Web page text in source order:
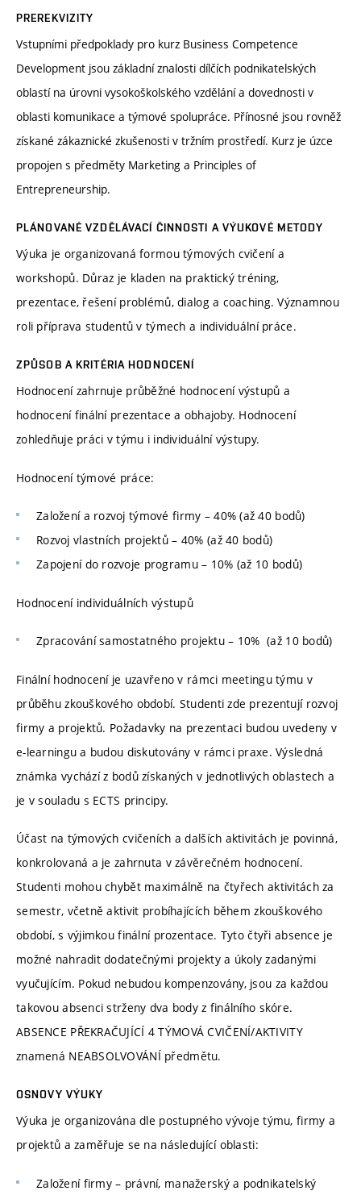
PREREKVIZITY
Vstupními předpoklady pro kurz Business Competence
Development jsou základní znalosti dílčích podnikatelských
oblastí na úrovni vysokoškolského vzdělání a dovednosti v
oblasti komunikace a týmové spolupráce. Přínosné jsou rovněž
získané zákaznické zkušenosti v tržním prostředí. Kurz je úzce
propojen s předměty Marketing a Principles of
Entrepreneurship.
PLÁNOVANÉ VZDĚLÁVACÍ ČINNOSTI A VÝUKOVÉ METODY
Výuka je organizovaná formou týmových cvičení a
workshopů. Důraz je kladen na praktický tréning,
prezentace, řešení problémů, dialog a coaching. Významnou
roli příprava studentů v týmech a individuální práce.
ZPŮSOB A KRITÉRIA HODNOCENÍ
Hodnocení zahrnuje průběžné hodnocení výstupů a
hodnocení finální prezentace a obhajoby. Hodnocení
zohledňuje práci v týmu i individuální výstupy.
Hodnocení týmové práce:
Založení a rozvoj týmové firmy – 40% (až 40 bodů)
Rozvoj vlastních projektů – 40% (až 40 bodů)
Zapojení do rozvoje programu – 10% (až 10 bodů)
Hodnocení individuálních výstupů
Zpracování samostatného projektu – 10% (až 10 bodů)
Finální hodnocení je uzavřeno v rámci meetingu týmu v
průběhu zkouškového období. Studenti zde prezentují rozvoj
firmy a projektů. Požadavky na prezentaci budou uvedeny v
e-learningu a budou diskutovány v rámci praxe. Výsledná
známka vychází z bodů získaných v jednotlivých oblastech a
je v souladu s ECTS principy.
Účast na týmových cvičeních a dalších aktivitách je povinná,
konkrolovaná a je zahrnuta v závěrečném hodnocení.
Studenti mohou chybět maximálně na čtyřech aktivitách za
semestr, včetně aktivit probíhajících během zkouškového
období, s výjimkou finální prozentace. Tyto čtyři absence je
možné nahradit dodatečnými projekty a úkoly zadanými
vyučujícím. Pokud nebudou kompenzovány, jsou za každou
takovou absenci strženy dva body z finálního skóre.
ABSENCE PŘEKRAČUJÍCÍ 4 TÝMOVÁ CVIČENÍ/AKTIVITY
znamená NEABSOLVOVÁNÍ předmětu.
OSNOVY VÝUKY
Výuka je organizována dle postupného vývoje týmu, firmy a
projektů a zaměřuje se na následující oblasti:
Založení firmy – právní, manažerský a podnikatelský